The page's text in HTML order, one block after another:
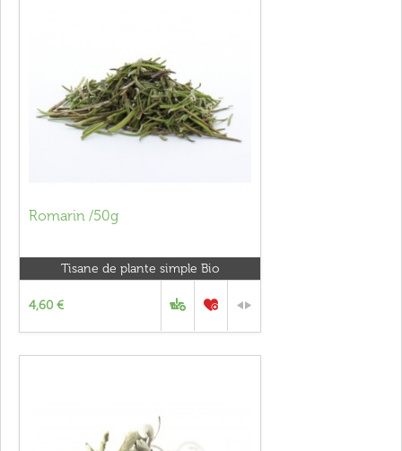
Romarin /50g
Tisane de plante simple Bio
4,60 €